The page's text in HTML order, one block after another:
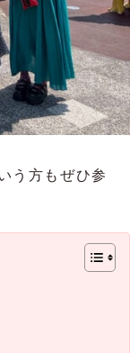
う方もぜひ参